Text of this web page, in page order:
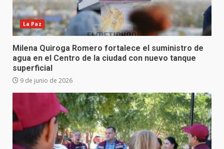
La Paz
Milena Quiroga Romero fortalece el suministro de
agua en el Centro de la ciudad con nuevo tanque
superficial
9 de junio de 2026